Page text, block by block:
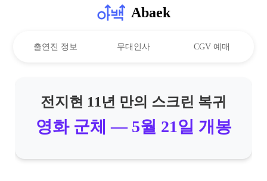
Abaek
출연진 정보 무대인사 CGV 예매
전지현 11년 만의 스크린 복귀
영화 군체 — 5월 21일 개봉